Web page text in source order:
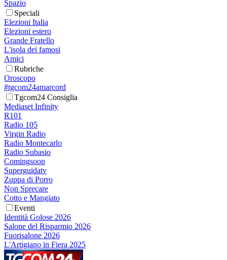
Spazio
Speciali
Elezioni Italia
Elezioni estero
Grande Fratello
L'isola dei famosi
Amici
Rubriche
Oroscopo
#tgcom24amarcord
Tgcom24 Consiglia
Mediaset Infinity
R101
Radio 105
Virgin Radio
Radio Montecarlo
Radio Subasio
Comingsoon
Superguidatv
Zuppa di Porro
Non Sprecare
Cotto e Mangiato
Eventi
Identità Golose 2026
Salone del Risparmio 2026
Fuorisalone 2026
L'Artigiano in Fiera 2025